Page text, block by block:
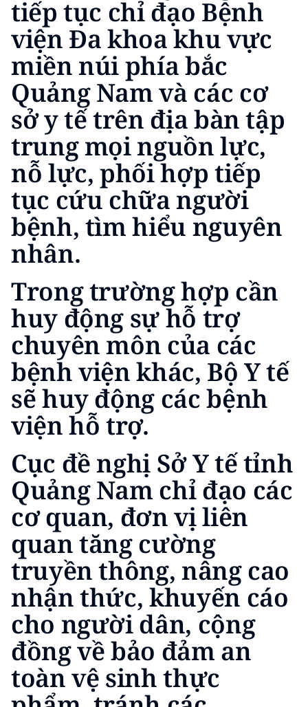
ENGLISH
中文
FRANÇAIS
РУССКИЙ
ESPAÑOL
한국어
tiếp tục chỉ đạo Bệnh
viện Đa khoa khu vực
miền núi phía bắc
Quảng Nam và các cơ
sở y tế trên địa bàn tập
trung mọi nguồn lực,
nỗ lực, phối hợp tiếp
tục cứu chữa người
bệnh, tìm hiểu nguyên
nhân.
Trong trường hợp cần
huy động sự hỗ trợ
chuyên môn của các
bệnh viện khác, Bộ Y tế
sẽ huy động các bệnh
viện hỗ trợ.
Cục đề nghị Sở Y tế tỉnh
Quảng Nam chỉ đạo các
cơ quan, đơn vị liên
quan tăng cường
truyền thông, nâng cao
nhận thức, khuyến cáo
cho người dân, cộng
đồng về bảo đảm an
toàn vệ sinh thực